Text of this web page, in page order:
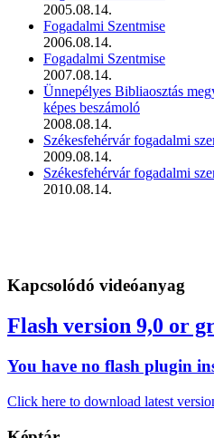
2005.08.14.
Fogadalmi Szentmise
2006.08.14.
Fogadalmi Szentmise
2007.08.14.
Ünnepélyes Bibliaosztás
képes beszámoló
2008.08.14.
Székesfehérvár fogadalmi
2009.08.14.
Székesfehérvár fogadalmi
2010.08.14.
Kapcsolódó videóanyag
Flash version 9,0 or
You have no flash plugin
Click here to download latest